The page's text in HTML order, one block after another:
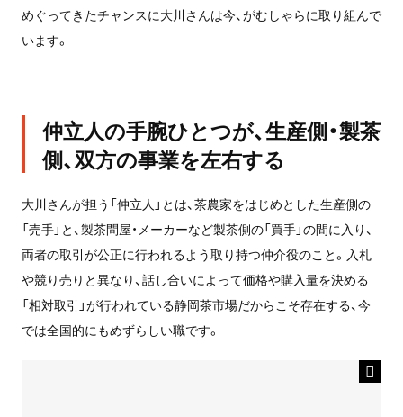
めぐってきたチャンスに大川さんは今、がむしゃらに取り組んで
います。
仲立人の手腕ひとつが、生産側・製茶
側、双方の事業を左右する
大川さんが担う「仲立人」とは、茶農家をはじめとした生産側の
「売手」と、製茶問屋・メーカーなど製茶側の「買手」の間に入り、
両者の取引が公正に行われるよう取り持つ仲介役のこと。入札
や競り売りと異なり、話し合いによって価格や購入量を決める
「相対取引」が行われている静岡茶市場だからこそ存在する、今
では全国的にもめずらしい職です。